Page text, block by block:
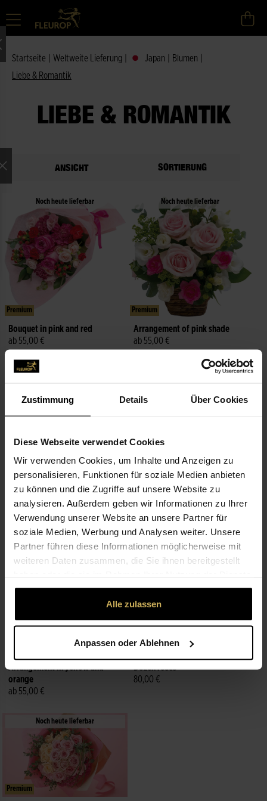
Zustimmung Details Über Cookies
Diese Webseite verwendet Cookies
Wir verwenden Cookies, um Inhalte und Anzeigen zu
personalisieren, Funktionen für soziale Medien anbieten
zu können und die Zugriffe auf unsere Website zu
analysieren. Außerdem geben wir Informationen zu Ihrer
Verwendung unserer Website an unsere Partner für
soziale Medien, Werbung und Analysen weiter. Unsere
Partner führen diese Informationen möglicherweise mit
weiteren Daten zusammen, die Sie ihnen bereitgestellt
gesammelt haben.
Alle zulassen
Anpassen oder Ablehnen
Startseite Weltweite Lieferung Japan Blumen
Liebe & Romantik
LIEBE & ROMANTIK
ANSICHT
Auswahl
SORTIERUNG
Noch heute lieferbar
Premium
Bouquet in pink and red
ab 55,00 €
Noch heute lieferbar
Premium
Arrangement of pink shade
ab 55,00 €
Noch heute lieferbar
Premium
Brilliant arrangement
90,00 €
Noch heute lieferbar
Premium
Arrangement in pink and red
Arrangement in yellow and
orange
ab 55,00 €
Premium
Dozen roses
80,00 €
Noch heute lieferbar
Premium